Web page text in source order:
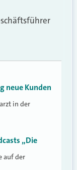
neue Kunden
in der
„Die
auf der